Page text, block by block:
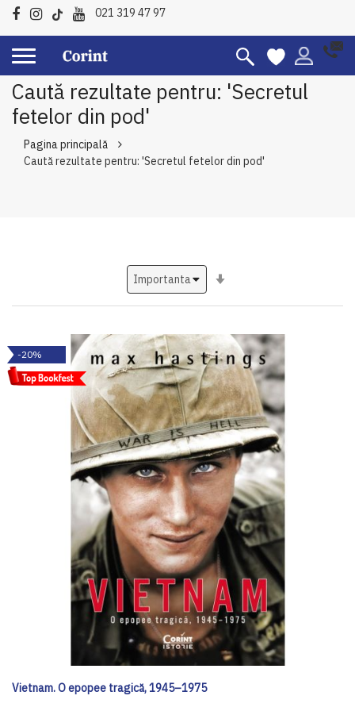
021 319 47 97
Caută rezultate pentru: 'Secretul
fetelor din pod'
Pagina principală
Caută rezultate pentru: 'Secretul fetelor din pod'
-20%
Vietnam. O epopee tragică, 1945–1975